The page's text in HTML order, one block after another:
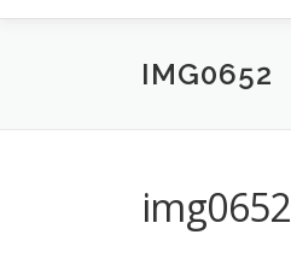
IMG0652
img0652